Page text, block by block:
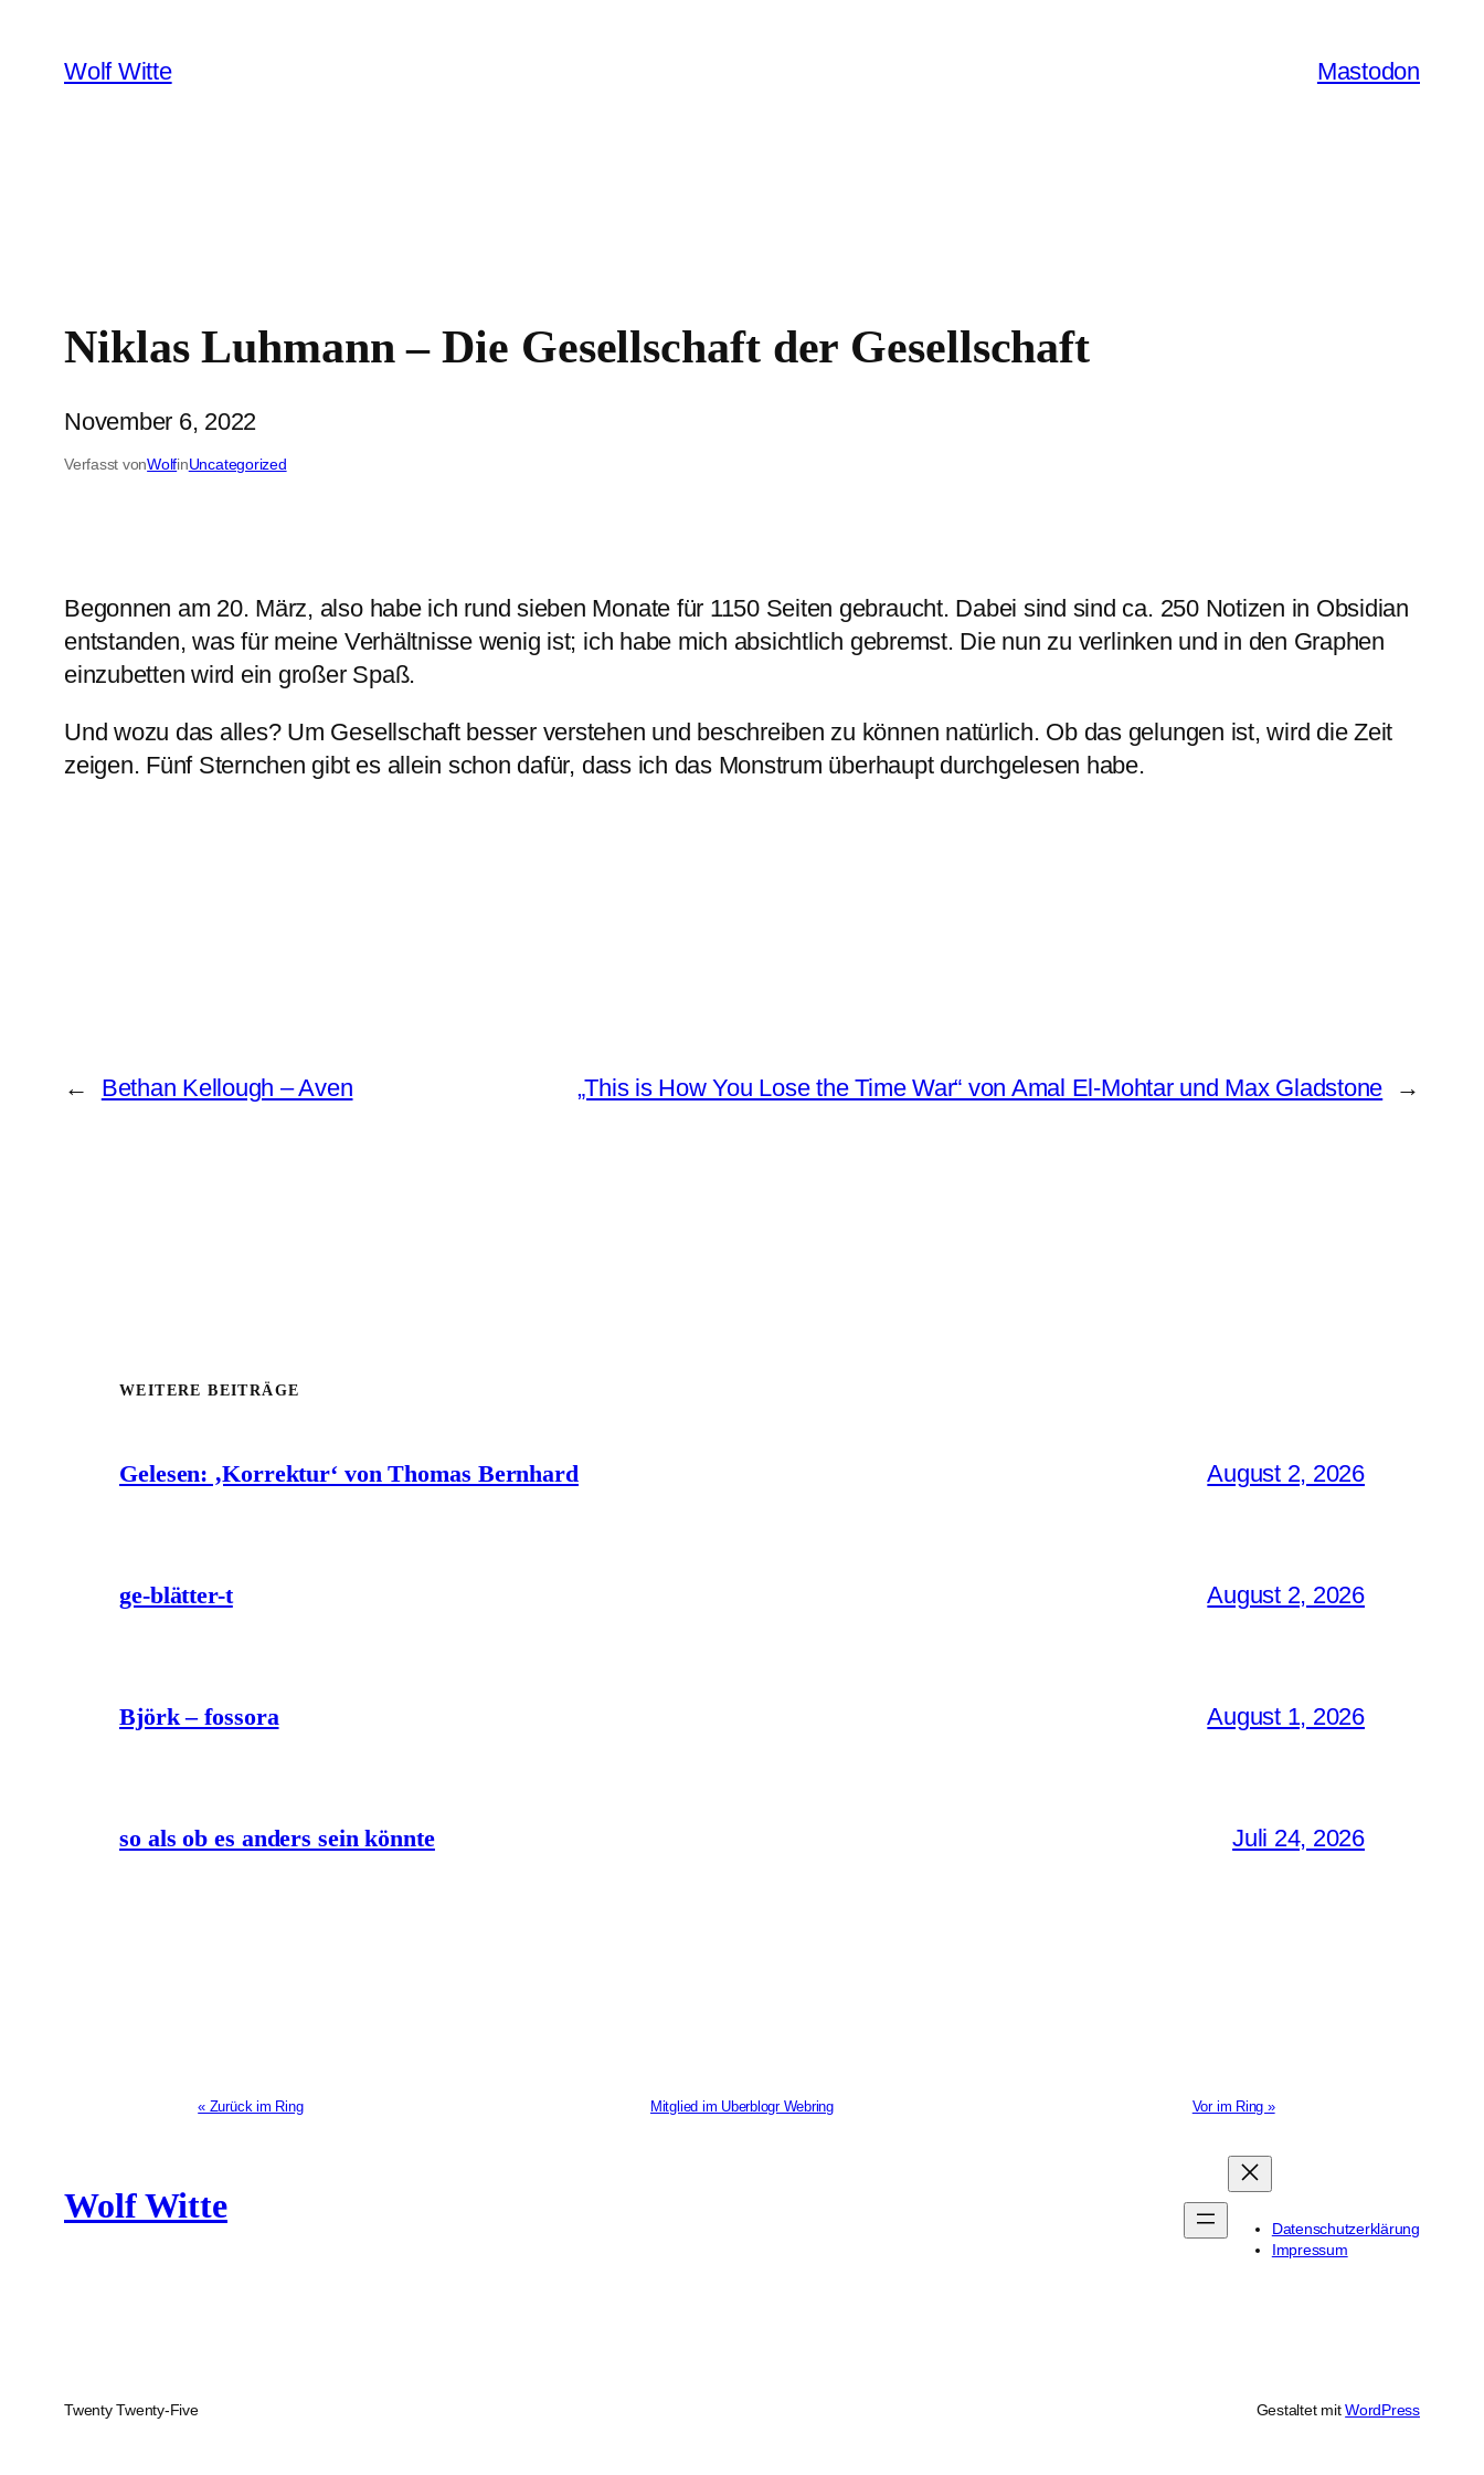
Inhalt
springen
Wolf Witte Mastodon
Niklas Luhmann – Die Gesellschaft der Gesellschaft
November 6, 2022
Verfasst vonWolfinUncategorized
Begonnen am 20. März, also habe ich rund sieben Monate für 1150 Seiten gebraucht. Dabei sind sind ca. 250 Notizen in Obsidian
entstanden, was für meine Verhältnisse wenig ist; ich habe mich absichtlich gebremst. Die nun zu verlinken und in den Graphen
einzubetten wird ein großer Spaß.
Und wozu das alles? Um Gesellschaft besser verstehen und beschreiben zu können natürlich. Ob das gelungen ist, wird die Zeit
zeigen. Fünf Sternchen gibt es allein schon dafür, dass ich das Monstrum überhaupt durchgelesen habe.
← Bethan Kellough – Aven „This is How You Lose the Time War“ von Amal El-Mohtar und Max Gladstone →
WEITERE BEITRÄGE
Gelesen: ‚Korrektur‘ von Thomas Bernhard August 2, 2026
ge-blätter-t August 2, 2026
Björk – fossora August 1, 2026
so als ob es anders sein könnte Juli 24, 2026
« Zurück im Ring Mitglied im Uberblogr Webring Vor im Ring »
Wolf Witte
Datenschutzerklärung
Impressum
Twenty Twenty-Five Gestaltet mitWordPress